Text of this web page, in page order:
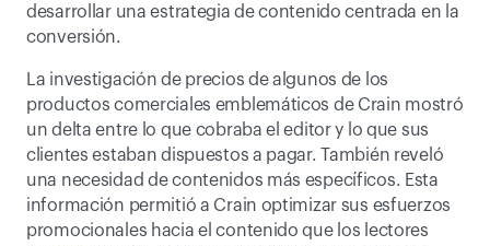
desarrollar una estrategia de contenido centrada en la
conversión.
La investigación de precios de algunos de los
productos comerciales emblemáticos de Crain mostró
un delta entre lo que cobraba el editor y lo que sus
clientes estaban dispuestos a pagar. También reveló
una necesidad de contenidos más específicos. Esta
información permitió a Crain optimizar sus esfuerzos
promocionales hacia el contenido que los lectores